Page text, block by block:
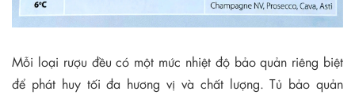
Mỗi loại rượu đều có một mức nhiệt độ bảo quản riêng biệt
để phát huy tối đa hương vị và chất lượng. Tủ bảo quản